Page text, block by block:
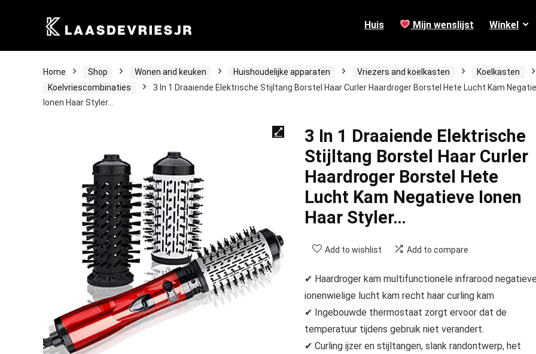
Huis Mijn wenslijst Winkel
Home Shop Wonen and keuken Huishoudelijke apparaten Vriezers and koelkasten
Koelkasten
Koelvriescombinaties
3 In 1 Draaiende Elektrische Stijltang Borstel Haar Curler Haardroger Borstel Hete Lucht Kam
Ionen Haar Styler…
3 In 1 Draaiende Elektrische
Stijltang Borstel Haar Curler
Haardroger Borstel Hete
Lucht Kam Negatieve Ionen
Haar Styler…
Add to wishlist Add to compare
✔ Haardroger kam multifunctionele infrarood negatieve
ionenwielige lucht kam recht haar curling kam
✔ Ingebouwde thermostaat zorgt ervoor dat de
temperatuur tijdens gebruik niet verandert.
✔ Curling ijzer en stijltangen, slank randontwerp, het